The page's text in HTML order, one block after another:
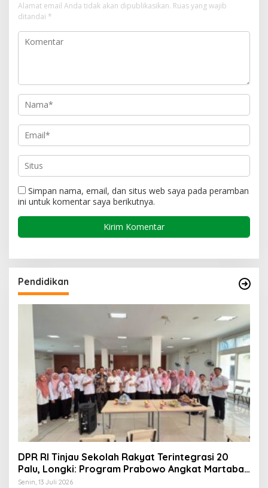
Alamat email Anda tidak akan dipublikasikan. Ruas yang wajib
ditandai *
Simpan nama, email, dan situs web saya pada peramban
ini untuk komentar saya berikutnya.
Pendidikan
DPR RI Tinjau Sekolah Rakyat Terintegrasi 20
Palu, Longki: Program Prabowo Angkat Martabat
Anak Miskin
Senin, 13 Juli 2026